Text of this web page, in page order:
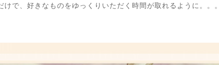
で、好きなものをゆっくりいただく時間が取れるように。。。